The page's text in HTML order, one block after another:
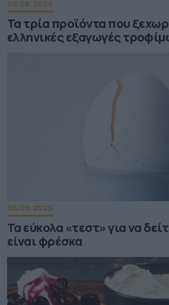
06.08.2026
Τα τρία προϊόντα που
ελληνικές εξαγωγές
06.08.2026
Τα εύκολα «τεστ» για να
είναι φρέσκα